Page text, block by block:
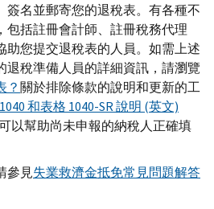
簽名並郵寄您的退稅表。有各種不
包括註冊會計師、註冊稅務代理
助您提交退稅表的人員。如需上述
退稅準備人員的詳細資訊，請瀏覽
？關於排除條款的說明和更新的工
和表格 1040-SR說明 (英文)
以幫助尚未申報的納稅人正確填
參見失業救濟金抵免常見問題解答